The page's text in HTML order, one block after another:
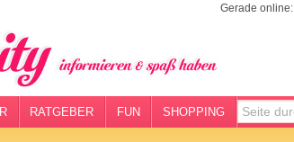
Gerade online:
RATGEBER FUN SHOPPING